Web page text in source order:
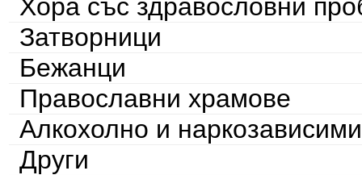
Хора със здравословни
Затворници
Бежанци
Православни храмове
Алкохолно и наркозависими
Други